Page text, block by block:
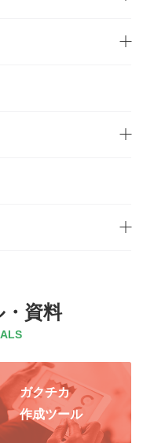
・資料
ガクチカ
作成ツール